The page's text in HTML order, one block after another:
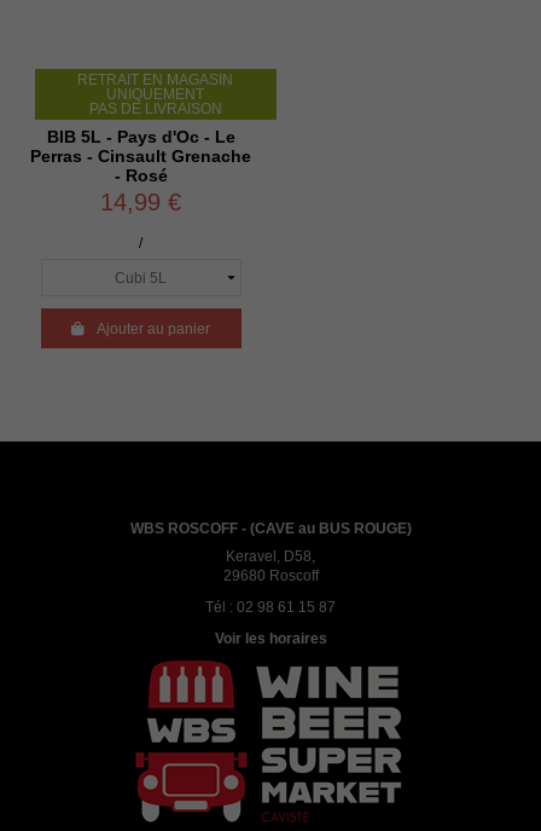
RETRAIT EN MAGASIN
UNIQUEMENT
PAS DE LIVRAISON
BIB 5L - Pays d'Oc - Le
Perras - Cinsault Grenache
- Rosé
14,99 €
/
Ajouter au panier
WBS ROSCOFF - (CAVE au BUS ROUGE)
Keravel, D58,
29680 Roscoff
Tél : 02 98 61 15 87
Voir les horaires